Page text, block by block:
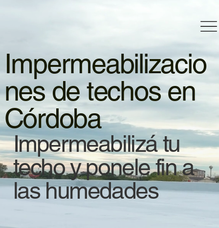
Impermeabilizacio
nes de techos en
Córdoba
Impermeabilizá tu
techo y ponele fin a
las humedades